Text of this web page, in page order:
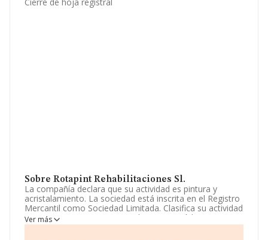
Sobre Rotapint Rehabilitaciones Sl.
La compañía declara que su actividad es pintura y
acristalamiento. La sociedad está inscrita en el Registro
Mercantil como Sociedad Limitada. Clasifica su actividad
CNAE como 'Pintura y acristalamiento', código 4334. La
compañía no tiene actividad en mercados exteriores.
Ver más